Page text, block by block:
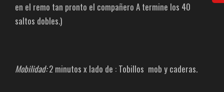
en el remo tan pronto el compañero A termine los 40
saltos dobles.)
Mobilidad: 2 minutos x lado de : Tobillos mob y caderas.